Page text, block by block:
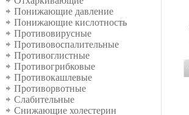
Понижающие давление
Понижающие кислотность
Противовирусные
Противовоспалительные
Противоглистные
Противогрибковые
Противокашлевые
Противорвотные
Слабительные
Снижающие холестерин